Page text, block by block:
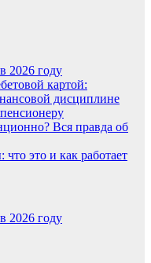
2026 году
картой:
дисциплине
Вся правда об
это и как работает
2026 году